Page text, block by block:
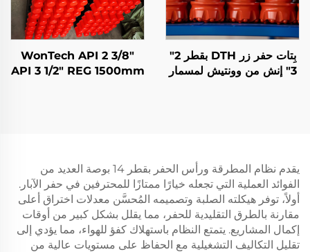
بِتات حفر زر DTH بقطر 2"
3" إنش من وونتيش لمسمار
WonTech API 2 3/8"
API 3 1/2" REG 1500mm
يقدم نظام المطرقة ورأس الحفر بقطر 14 بوصة العديد من
الفوائد العملية التي تجعله خيارًا ممتازًا للمحترفين في حفر الآبار.
أولاً، توفر هيكلته الصلبة وتصميمه المُحسَّن معدلات اختراق أعلى
مقارنة بالطرق التقليدية للحفر، مما يقلل بشكل كبير من أوقات
إكمال المشاريع. يتمتع النظام باستهلاك كفؤ للهواء، مما يؤدي إلى
تقليل التكاليف التشغيلية مع الحفاظ على مستويات عالية من